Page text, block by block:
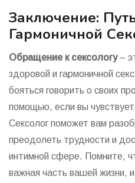
Заключение:
Гармоничной
Обращение к сексологу–
здоровой и гармоничной
бояться говорить о своих
помощью, если вы
Сексолог поможет вам
преодолеть трудности и
интимной сфере. Помните,
важная часть вашей жизни,